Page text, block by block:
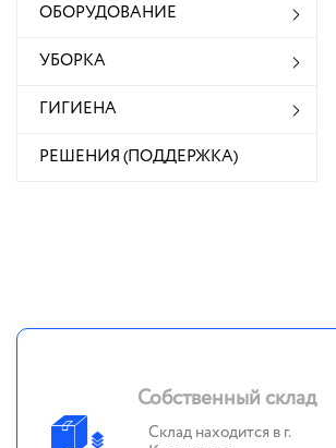
ОБОРУДОВАНИЕ
УБОРКА
ГИГИЕНА
РЕШЕНИЯ (ПОДДЕРЖКА)
Собственный склад
Склад находится в г.